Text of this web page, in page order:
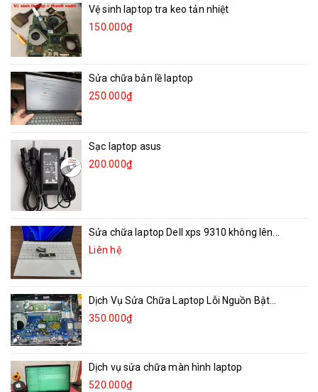
Vệ sinh laptop tra keo tản nhiệt
150.000₫
Sửa chữa bản lề laptop
250.000₫
Sạc laptop asus
200.000₫
Sửa chữa laptop Dell xps 9310 không lên...
Liên hệ
Dịch Vụ Sửa Chữa Laptop Lỗi Nguồn Bật...
350.000₫
Dịch vụ sửa chữa màn hình laptop
520.000₫